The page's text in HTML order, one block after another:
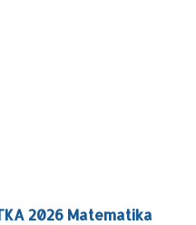
2026 Matematika